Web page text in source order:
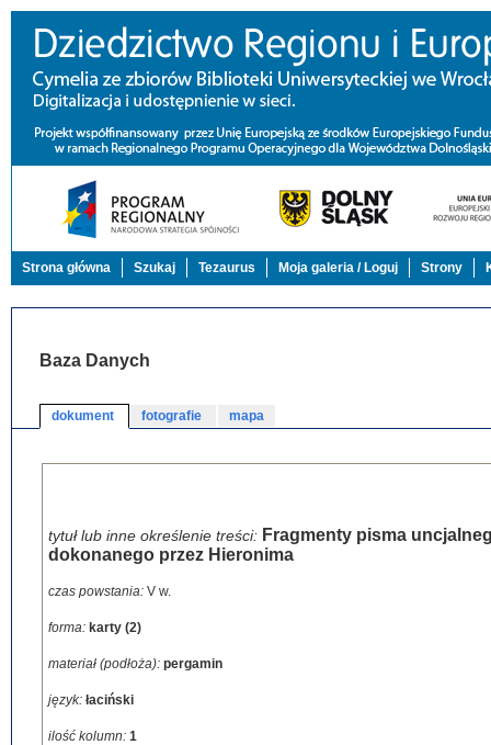
Strona główna Szukaj Tezaurus Moja galeria / Loguj Strony
Baza Danych
dokument fotografie mapa
tytuł lub inne określenie treści: Fragmenty pisma
dokonanego przez Hieronima
czas powstania: V w.
forma: karty (2)
materiał (podłoża): pergamin
język: łaciński
ilość kolumn: 1